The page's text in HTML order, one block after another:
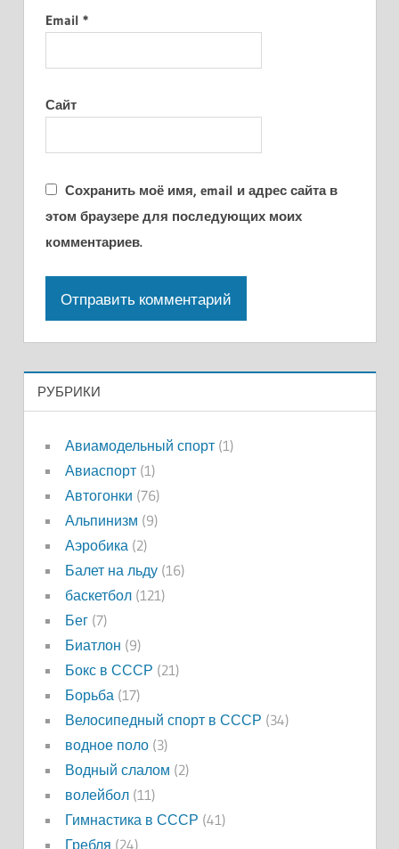
Email *
Сайт
Сохранить моё имя, email и адрес сайта в
этом браузере для последующих моих
комментариев.
РУБРИКИ
Авиамодельный спорт(1)
Авиаспорт(1)
Автогонки (76)
Альпинизм (9)
Аэробика (2)
Балет на льду(16)
баскетбол(121)
Бег(7)
Биатлон (9)
Бокс в СССР (21)
Борьба (17)
Велосипедный спорт в СССР (34)
водное поло(3)
Водный слалом (2)
волейбол(11)
Гимнастика в СССР (41)
Гребля (24)